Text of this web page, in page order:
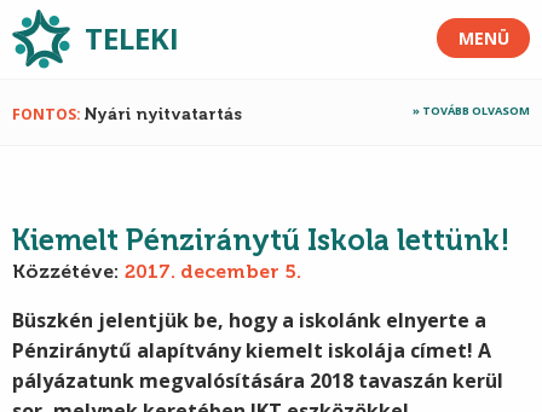
TELEKI MENÜ
FONTOS Nyári nyitvatartás TOVÁBB OLVASOM
Kiemelt Pénziránytű Iskola lettünk!
Közzétéve: 2017. december 5.
Büszkén jelentjük be, hogy a iskolánk elnyerte a
Pénziránytű alapítvány kiemelt iskolája címet! A
pályázatunk megvalósítására 2018 tavaszán kerül